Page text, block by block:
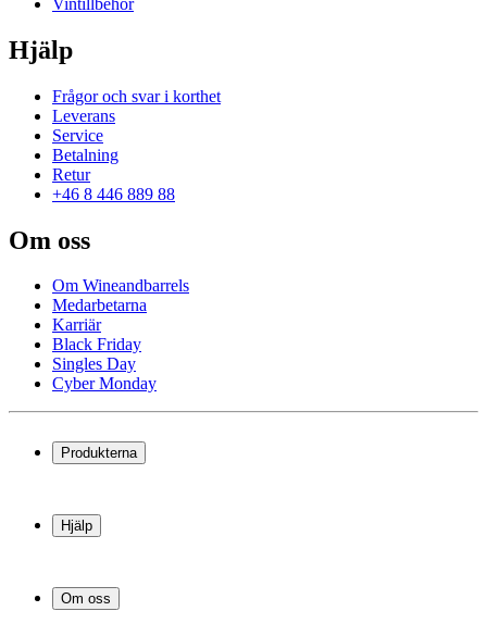
Hjälp
Frågor och svar i korthet
Leverans
Service
Betalning
Retur
+46 8 446 889 88
Om oss
Om Wineandbarrels
Medarbetarna
Karriär
Black Friday
Singles Day
Cyber Monday
Produkterna
Vinställ
Vinmöbler
Hjälp
Leverans
Service
Om oss